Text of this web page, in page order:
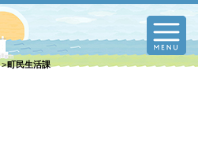
町民生活課